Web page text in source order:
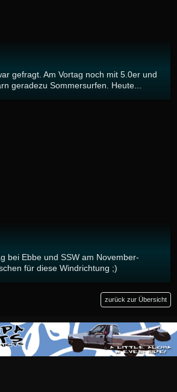
gefragt. Am Vortag noch mit 5.0er und
geradezu Sommersurfen. Heute...
bei Ebbe und SSW am November-
für diese Windrichtung ;)
zurück zur Übersicht